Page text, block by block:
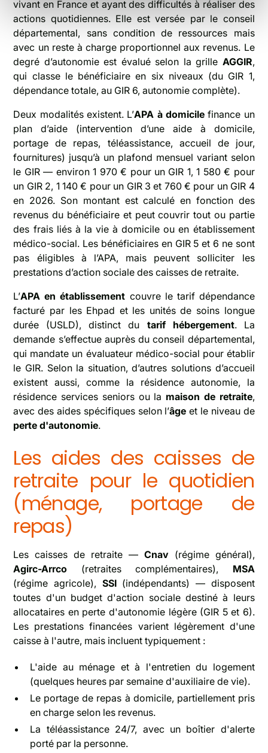
vivant en France et ayant des difficultés à réaliser des
actions quotidiennes. Elle est versée par le conseil
départemental, sans condition de ressources mais
avec un reste à charge proportionnel aux revenus. Le
degré d’autonomie est évalué selon la grille AGGIR,
qui classe le bénéficiaire en six niveaux (du GIR 1,
dépendance totale, au GIR 6, autonomie complète).
Deux modalités existent. L’APA à domicilefinance un
plan d’aide (intervention d’une aide à domicile,
portage de repas, téléassistance, accueil de jour,
fournitures) jusqu’à un plafond mensuel variant selon
le GIR — environ 1 970 € pour un GIR 1, 1 580 € pour
un GIR 2, 1 140 € pour un GIR 3 et 760 € pour un GIR 4
en 2026. Son montant est calculé en fonction des
revenus du bénéficiaire et peut couvrir tout ou partie
des frais liés à la vie à domicile ou en établissement
médico-social. Les bénéficiaires en GIR 5 et 6 ne sont
pas éligibles à l’APA, mais peuvent solliciter les
prestations d’action sociale des caisses de retraite.
L’APA en établissement couvre le tarif dépendance
facturé par les Ehpad et les unités de soins longue
durée (USLD), distinct du tarif hébergement. La
demande s’effectue auprès du conseil départemental,
qui mandate un évaluateur médico-social pour établir
le GIR. Selon la situation, d’autres solutions d’accueil
existent aussi, comme la résidence autonomie, la
résidence services seniors ou la maison de retraite,
avec des aides spécifiques selon l’âge et le niveau de
perte d'autonomie.
Les aides des caisses de
retraite pour le quotidien
(ménage, portage de
repas)
Les caisses de retraite — Cnav(régime général),
Agirc-Arrco (retraites complémentaires), MSA
(régime agricole), SSI(indépendants) — disposent
toutes d'un budget d'action sociale destiné à leurs
allocataires en perte d'autonomie légère (GIR 5 et 6).
Les prestations financées varient légèrement d'une
caisse à l'autre, mais incluent typiquement :
L'aide au ménage et à l'entretien du logement
(quelques heures par semaine d'auxiliaire de vie).
Le portage de repas à domicile, partiellement pris
en charge selon les revenus.
La téléassistance 24/7, avec un boîtier d'alerte
porté par la personne.